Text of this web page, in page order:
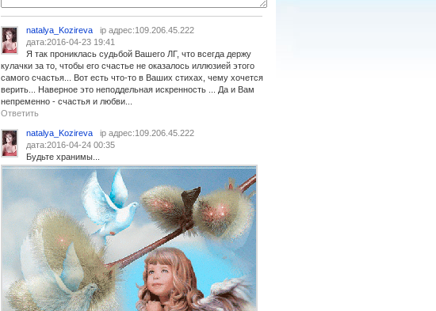
natalya_Kozireva
ip адрес:109.206.45.222
дата:2016-04-23 19:41
Я так прониклась судьбой Вашего ЛГ, что всегда держу
кулачки за то, чтобы его счастье не оказалось иллюзией этого
самого счастья... Вот есть что-то в Ваших стихах, чему хочется
верить... Наверное это неподдельная искренность ... Да и Вам
непременно - счастья и любви...
Ответить
natalya_Kozireva
ip адрес:109.206.45.222
дата:2016-04-24 00:35
Будьте хранимы...